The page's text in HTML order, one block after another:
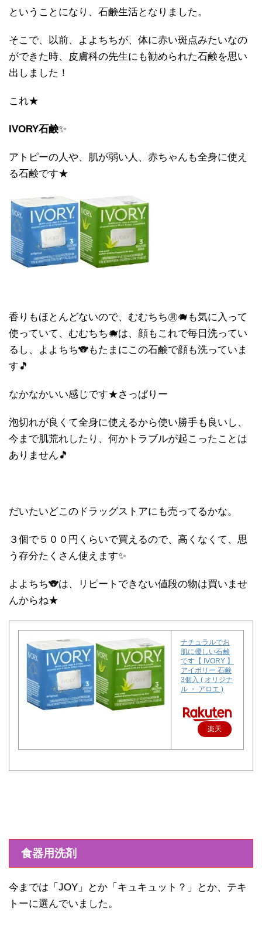
ということになり、石鹸生活となりました。
そこで、以前、よよちちが、体に赤い斑点みたいなの
ができた時、皮膚科の先生にも勧められた石鹸を思い
出しました！
これ★
IVORY石鹸✨
アトピーの人や、肌が弱い人、赤ちゃんも全身に使え
る石鹸です★
香りもほとんどないので、むむちち㊚🐗も気に入って
使っていて、むむちち🐗は、顔もこれで毎日洗ってい
るし、よよちち🐨もたまにこの石鹸で顔も洗っていま
す🎵
なかなかいい感じです★さっぱりー
泡切れが良くて全身に使えるから使い勝手も良いし、
今まで肌荒れしたり、何かトラブルが起こったことは
ありません🎵
だいたいどこのドラッグストアにも売ってるかな。
３個で５００円くらいで買えるので、高くなくて、思
う存分たくさん使えます✨
よよちち🐨は、リピートできない値段の物は買いませ
んからね★
ナチュラルでお
肌に優しい石鹸
です【 IVORY 】
アイボリー 石鹸
3個入 ( オリジナ
ル ・ アロエ )
楽天
食器用洗剤
今までは「JOY」とか「キュキュット？」とか、テキ
トーに選んでいました。